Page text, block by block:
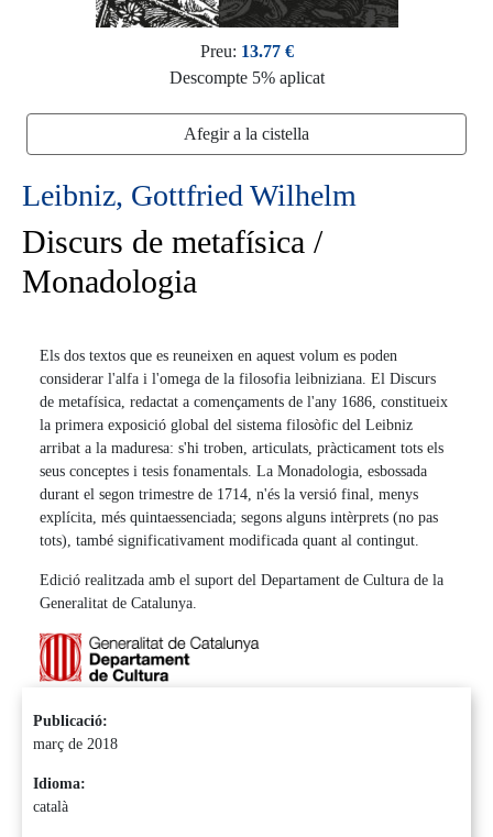
Preu: 13.77 €
Descompte 5% aplicat
Afegir a la cistella
Leibniz, Gottfried Wilhelm
Discurs de metafísica /
Monadologia
Els dos textos que es reuneixen en aquest volum es poden
considerar l'alfa i l'omega de la filosofia leibniziana. El Discurs
de metafísica, redactat a començaments de l'any 1686, constitueix
la primera exposició global del sistema filosòfic del Leibniz
arribat a la maduresa: s'hi troben, articulats, pràcticament tots els
seus conceptes i tesis fonamentals. La Monadologia, esbossada
durant el segon trimestre de 1714, n'és la versió final, menys
explícita, més quintaessenciada; segons alguns intèrprets (no pas
tots), també significativament modificada quant al contingut.
Edició realitzada amb el suport del Departament de Cultura de la
Generalitat de Catalunya.
Publicació:
març de 2018
Idioma:
català